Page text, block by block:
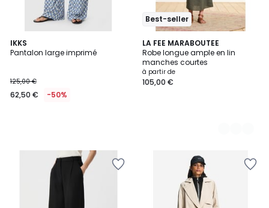
IKKS
Pantalon large imprimé
125,00 €
62,50 € -50%
Best-seller
LA FEE MARABOUTEE
Robe longue ample en lin
manches courtes
à partir de
105,00 €
6
Couleurs